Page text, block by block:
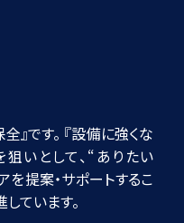
です。 『設備に強くな
狙いとして、“ありたい
提案・サポートするこ
ています。